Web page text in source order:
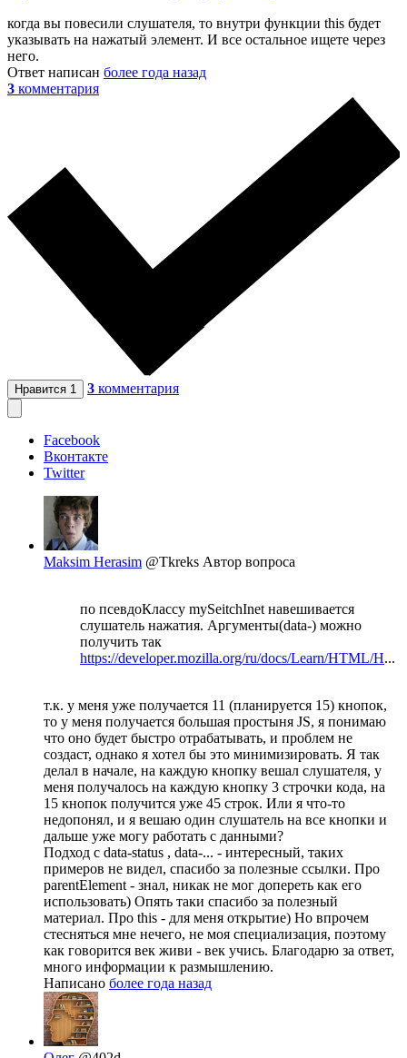
когда вы повесили слушателя, то внутри функции this будет
указывать на нажатый элемент. И все остальное ищете через
него.
Ответ написан более года назад
3 комментария
Нравится 1 3 комментария
Facebook
Вконтакте
Twitter
Maksim Herasim @Tkreks Автор вопроса
по псевдоКлассу mySeitchInet навешивается
слушатель нажатия. Аргументы(data-) можно
получить так
https://developer.mozilla.org/ru/docs/Learn/HTML/H...
т.к. у меня уже получается 11 (планируется 15) кнопок,
то у меня получается большая простыня JS, я понимаю
что оно будет быстро отрабатывать, и проблем не
создаст, однако я хотел бы это минимизировать. Я так
делал в начале, на каждую кнопку вешал слушателя, у
меня получалось на каждую кнопку 3 строчки кода, на
15 кнопок получится уже 45 строк. Или я что-то
недопонял, и я вешаю один слушатель на все кнопки и
дальше уже могу работать с данными?
Подход с data-status , data-... - интересный, таких
примеров не видел, спасибо за полезные ссылки. Про
parentElement - знал, никак не мог допереть как его
использовать) Опять таки спасибо за полезный
материал. Про this - для меня открытие) Но впрочем
стесняться мне нечего, не моя специализация, поэтому
как говорится век живи - век учись. Благодарю за ответ,
много информации к размышлению.
Написано более года назад